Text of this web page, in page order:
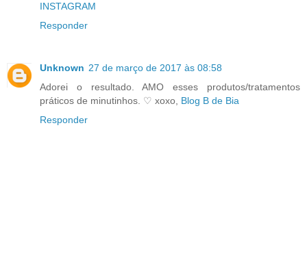
INSTAGRAM
Responder
Unknown 27 de março de 2017 às 08:58
Adorei o resultado. AMO esses produtos/tratamentos
práticos de minutinhos. ♡ xoxo, Blog B de Bia
Responder